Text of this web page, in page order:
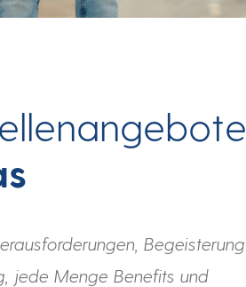
Begeisterung
jede Menge Benefits und